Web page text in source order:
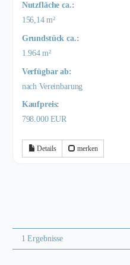
Nutzfläche ca.:
156,14 m²
Grund­stück ca.:
1.964 m²
Verfügbar ab:
nach Vereinbarung
Kaufpreis:
798.000 EUR
Details merken
1 Ergebnisse